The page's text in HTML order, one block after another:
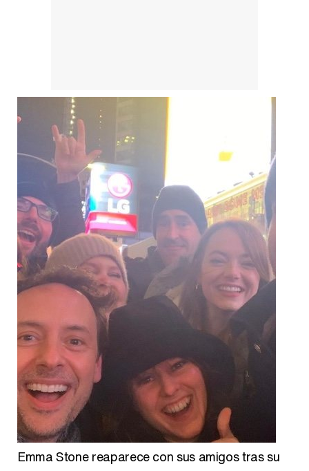
Emma Stone reaparece con sus amigos tras su